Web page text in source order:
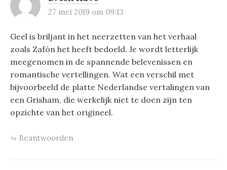
27 mei 2019 om 09:13
Geel is briljant in het neerzetten van het verhaal
zoals Zafón het heeft bedoeld. Je wordt letterlijk
meegenomen in de spannende belevenissen en
romantische vertellingen. Wat een verschil met
bijvoorbeeld de platte Nederlandse vertalingen van
een Grisham, die werkelijk niet te doen zijn ten
opzichte van het origineel.
Beantwoorden